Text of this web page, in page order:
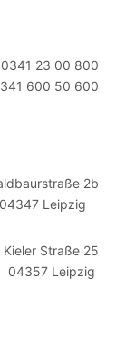
0341 23 00 800
600 50 600
2b
04347 Leipzig
Kieler Straße 25
04357 Leipzig